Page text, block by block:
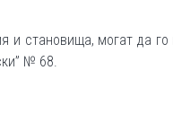
и становища, могат да
№ 68.